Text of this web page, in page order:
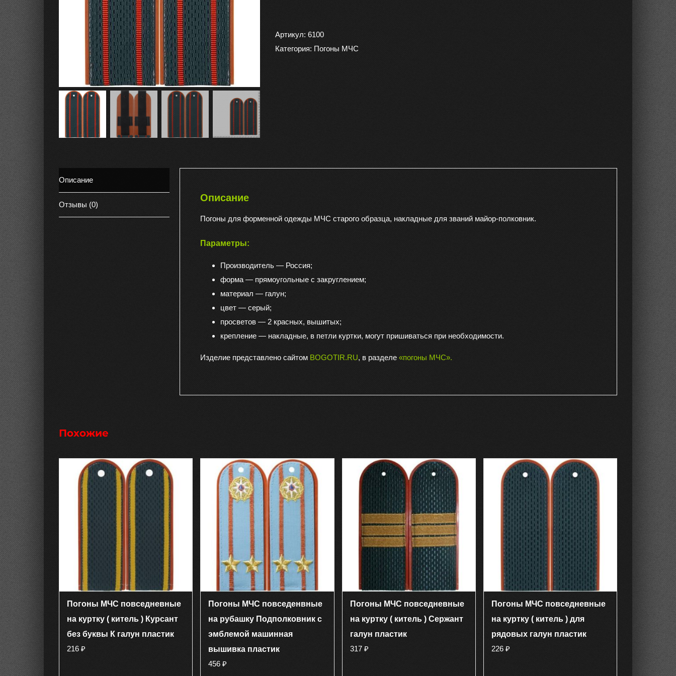
МЧС
повседневные
Артикул: 6100
Категория: Погоны МЧС
Описание
Отзывы (0)
Описание
Погоны для форменной одежды МЧС старого образца, накладные для званий майор-полковник.
Параметры:
Производитель — Россия;
форма — прямоугольные с закруглением;
материал — галун;
цвет — серый;
просветов — 2 красных, вышитых;
крепление — накладные, в петли куртки, могут пришиваться при необходимости.
Изделие представлено сайтом BOGOTIR.RU, в разделе «погоны МЧС».
Похожие
Погоны МЧС повседневные
на куртку ( китель ) Курсант
без буквы К галун пластик
216 ₽
Погоны МЧС повседенвные
на рубашку Подполковник с
эмблемой машинная
вышивка пластик
456₽
Погоны МЧС повседневные
на куртку ( китель ) Сержант
галун пластик
317 ₽
Погоны МЧС повседневные
на куртку ( китель ) для
рядовых галун пластик
226 ₽